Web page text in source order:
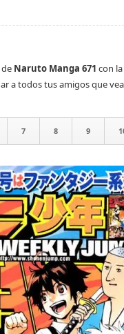
Naruto Manga 671 con
a todos tus amigos que
7 8 9